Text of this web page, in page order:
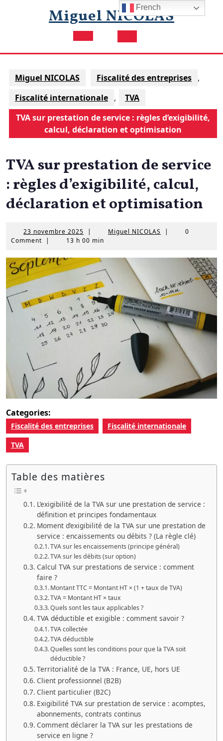
Miguel NICOLAS
Open
Miguel NICOLAS Fiscalité des entreprises ,
Fiscalité internationale ,
TVA
TVA sur prestation de service : règles d’exigibilité,
calcul, déclaration et optimisation
TVA sur prestation de service
: règles d’exigibilité, calcul,
déclaration et optimisation
23 novembre 2025 23
novembre
| Miguel NICOLAS Miguel
|
0
Comment
| 13 h 00 min
Categories:
Fiscalité des entreprises
Fiscalité internationale
TVA
Table des matières
L’exigibilité de la TVA sur une prestation de service :
définition et principes fondamentaux
Moment d’exigibilité de la TVA sur une prestation de
service : encaissements ou débits ? (La règle clé)
TVA sur les encaissements (principe général)
TVA sur les débits (sur option)
Calcul TVA sur prestations de service : comment
faire ?
Montant TTC = Montant HT × (1 + taux de TVA)
TVA = Montant HT × taux
Quels sont les taux applicables ?
TVA déductible et exigible : comment savoir ?
TVA collectée
TVA déductible
Quelles sont les conditions pour que la TVA soit
déductible ?
Territorialité de la TVA : France, UE, hors UE
Client professionnel (B2B)
Client particulier (B2C)
Exigibilité TVA sur prestation de service : acomptes,
abonnements, contrats continus
Comment déclarer la TVA sur les prestations de
service en ligne ?
French